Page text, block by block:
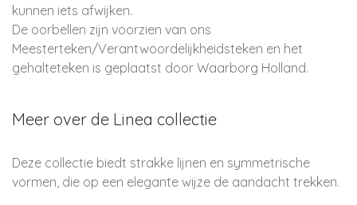
kunnen iets afwijken.
De oorbellen zijn voorzien van ons
Meesterteken/Verantwoordelijkheidsteken en het
gehalteteken is geplaatst door Waarborg Holland.
Meer over de Linea collectie
Deze collectie biedt strakke lijnen en symmetrische
vormen, die op een elegante wijze de aandacht trekken.